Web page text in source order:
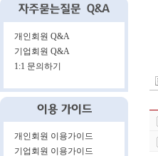
개인회원 Q&A
기업회원 Q&A
1:1 문의하기
개인회원 이용가이드
기업회원 이용가이드